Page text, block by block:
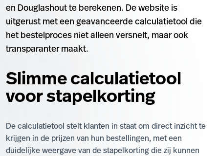
en Douglashout te berekenen. De website is
uitgerust met een geavanceerde calculatietool die
het bestelproces niet alleen versnelt, maar ook
transparanter maakt.
Slimme calculatietool
voor stapelkorting
De calculatietool stelt klanten in staat om direct inzicht te
krijgen in de prijzen van hun bestellingen, met een
duidelijke weergave van de stapelkorting die zij kunnen